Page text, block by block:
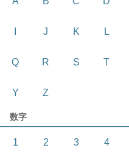
J K L
Q R S T
Y Z
数字
1 2 3 4